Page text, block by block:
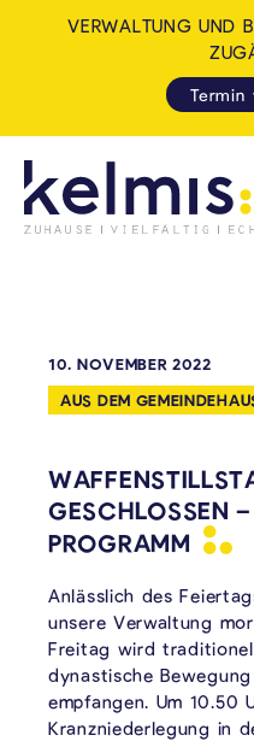
VERWALTUNG UND
Termin
10. NOVEMBER 2022
AUS DEM
GESCHLOSSEN
PROGRAMM
Anlässlich des
unsere Verwaltung
Freitag wird
dynastische
empfangen. Um 10.50
Kranzniederlegung in